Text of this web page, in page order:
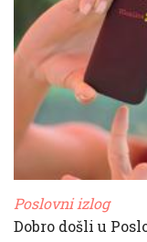
Poslovni izlog
Dobro došli u